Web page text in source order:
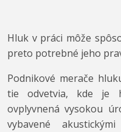
Hluk v práci môže
preto potrebné jeho
Podnikové merače
tie odvetvia, kde je
ovplyvnená vysokou
vybavené